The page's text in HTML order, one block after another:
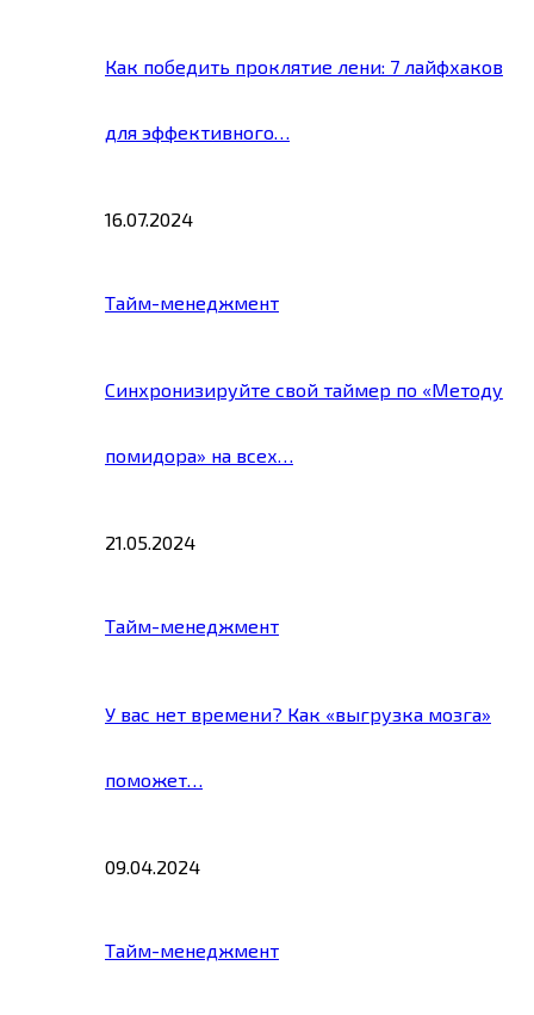
Как победить проклятие лени: 7 лайфхаков
для эффективного…
16.07.2024
Тайм-менеджмент
Синхронизируйте свой таймер по «Методу
помидора» на всех…
21.05.2024
Тайм-менеджмент
У вас нет времени? Как «выгрузка мозга»
поможет…
09.04.2024
Тайм-менеджмент